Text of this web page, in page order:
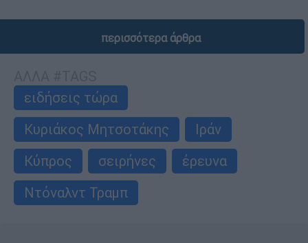
περισσότερα άρθρα
ειδήσεις τώρα
Κυριάκος Μητσοτάκης
Ιράν
Κύπρος
σειρήνες
έρευνα
Ντόναλντ Τραμπ